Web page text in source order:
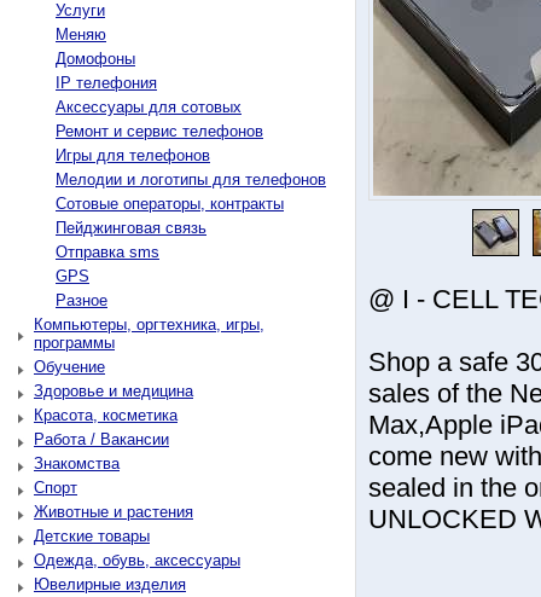
Услуги
Меняю
Домофоны
IP телефония
Аксессуары для сотовых
Ремонт и сервис телефонов
Игры для телефонов
Мелодии и логотипы для телефонов
Сотовые операторы, контракты
Пейджинговая связь
Отправка sms
GPS
Разное
Компьютеры, оргтехника, игры,
программы
Обучение
Здоровье и медицина
Красота, косметика
Работа / Вакансии
Знакомства
Спорт
Животные и растения
Детские товары
Одежда, обувь, аксессуары
Ювелирные изделия
@ I - CELL
Shop a safe
sales of the
Max,Apple
come new
sealed in the
UNLOCKED